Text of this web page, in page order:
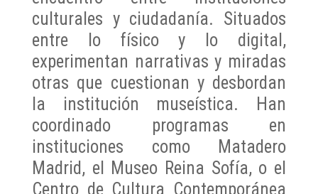
culturales y ciudadanía. Situados
entre lo físico y lo digital,
experimentan narrativas y miradas
otras que cuestionan y desbordan
la institución museística. Han
coordinado programas en
instituciones como Matadero
Madrid, el Museo Reina Sofía, o el
Centro de Cultura Contemporánea